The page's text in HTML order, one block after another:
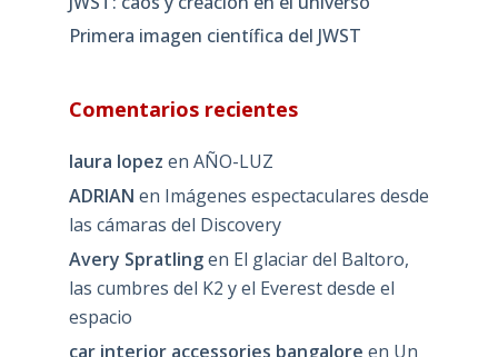
Primera imagen científica del JWST
Comentarios recientes
laura lopez en AÑO-LUZ
ADRIAN en Imágenes espectaculares desde
las cámaras del Discovery
Avery Spratlingen El glaciar del Baltoro,
las cumbres del K2 y el Everest desde el
espacio
car interior accessories bangalore en Un